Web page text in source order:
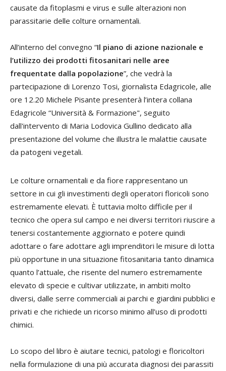
causate da fitoplasmi e virus e sulle alterazioni non
parassitarie delle colture ornamentali.
All’interno del convegno “Il piano di azione nazionale e
l’utilizzo dei prodotti fitosanitari nelle aree
frequentate dalla popolazione”, che vedrà la
partecipazione di Lorenzo Tosi, giornalista Edagricole, alle
ore 12.20 Michele Pisante presenterà l’intera collana
Edagricole “Università & Formazione", seguito
dall'intervento di Maria Lodovica Gullino dedicato alla
presentazione del volume che illustra le malattie causate
da patogeni vegetali.
Le colture ornamentali e da fiore rappresentano un
settore in cui gli investimenti degli operatori floricoli sono
estremamente elevati. È tuttavia molto difficile per il
tecnico che opera sul campo e nei diversi territori riuscire a
tenersi costantemente aggiornato e potere quindi
adottare o fare adottare agli imprenditori le misure di lotta
più opportune in una situazione fitosanitaria tanto dinamica
quanto l’attuale, che risente del numero estremamente
elevato di specie e cultivar utilizzate, in ambiti molto
diversi, dalle serre commerciali ai parchi e giardini pubblici e
privati e che richiede un ricorso minimo all’uso di prodotti
chimici.
Lo scopo del libro è aiutare tecnici, patologi e floricoltori
nella formulazione di una più accurata diagnosi dei parassiti